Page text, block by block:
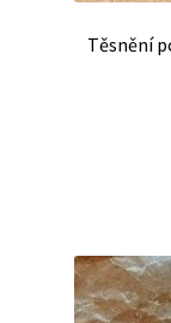
Těsnění